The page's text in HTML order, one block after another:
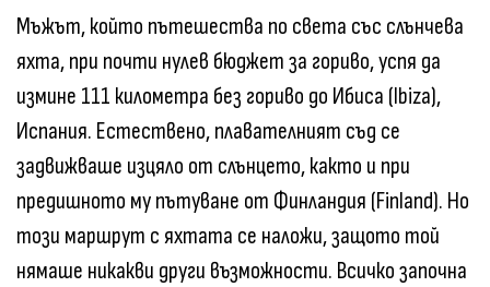
Мъжът, който пътешества по света със слънчева
яхта, при почти нулев бюджет за гориво, успя да
измине 111 километра без гориво до Ибиса (Ibiza),
Испания. Естествено, плавателният съд се
задвижваше изцяло от слънцето, както и при
предишното му пътуване от Финландия (Finland). Но
този маршрут с яхтата се наложи, защото той
нямаше никакви други възможности. Всичко започна